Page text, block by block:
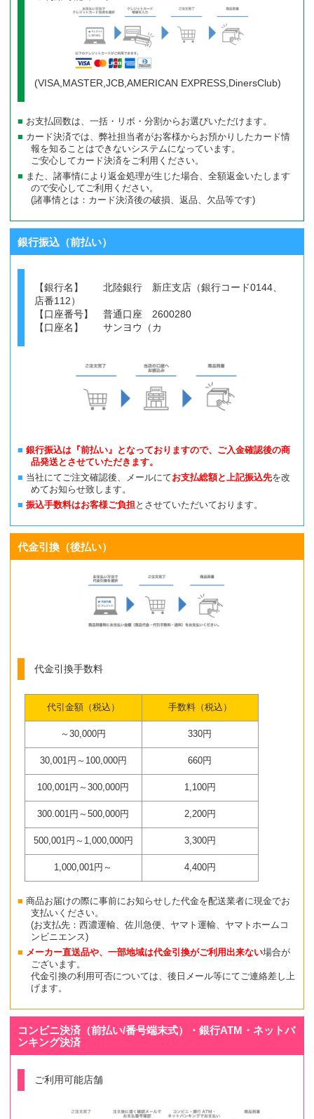
(VISA,MASTER,JCB,AMERICAN EXPRESS,DinersClub)
お支払回数は、一括・リボ・分割からお選びいただけます。
カード決済では、弊社担当者がお客様からお預かりしたカード情
報を知ることはできないシステムになっています。
ご安心してカード決済をご利用ください。
また、諸事情により返金処理が生じた場合、全額返金いたします
ので安心してご利用ください。
(諸事情とは：カード決済後の破損、返品、欠品等です)
銀行振込（前払い）
【銀行名】 北陸銀行 新庄支店（銀行コード0144、
店番112）
【口座番号】 普通口座 2600280
【口座名】 サンヨウ（カ
銀行振込は『前払い』となっておりますので、ご入金確認後の商
品発送とさせていただきます。
当社にてご注文確認後、メールにてお支払総額と上記振込先を改
めてお知らせ致します。
振込手数料はお客様ご負担とさせていただいております。
代金引換（後払い）
代金引換手数料
代引金額（税込） 手数料（税込）
～30,000円 330円
30,001円～100,000円 660円
100,001円～300,000円 1,100円
300.001円～500,000円 2,200円
500,001円～1,000,000円 3,300円
1,000,001円～ 4,400円
商品お届けの際に事前にお知らせした代金を配送業者に現金でお
支払いください。
(お支払先：西濃運輸、佐川急便、ヤマト運輸、ヤマトホームコ
ンビニエンス)
メーカー直送品や、一部地域は代金引換がご利用出来ない場合が
ございます。
代金引換の利用可否については、後日メール等にてご連絡差し上
げます。
コンビニ決済（前払い/番号端末式）・銀行ATM・ネットバ
ンキング決済
ご利用可能店舗